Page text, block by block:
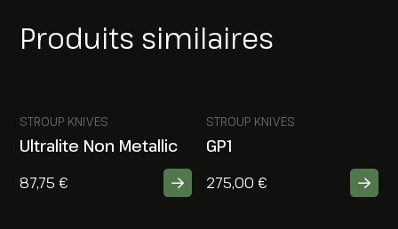
Produits similaires
STROUP KNIVES
Ultralite Non Metallic
87,75€
STROUP KNIVES
GP1
275,00 €